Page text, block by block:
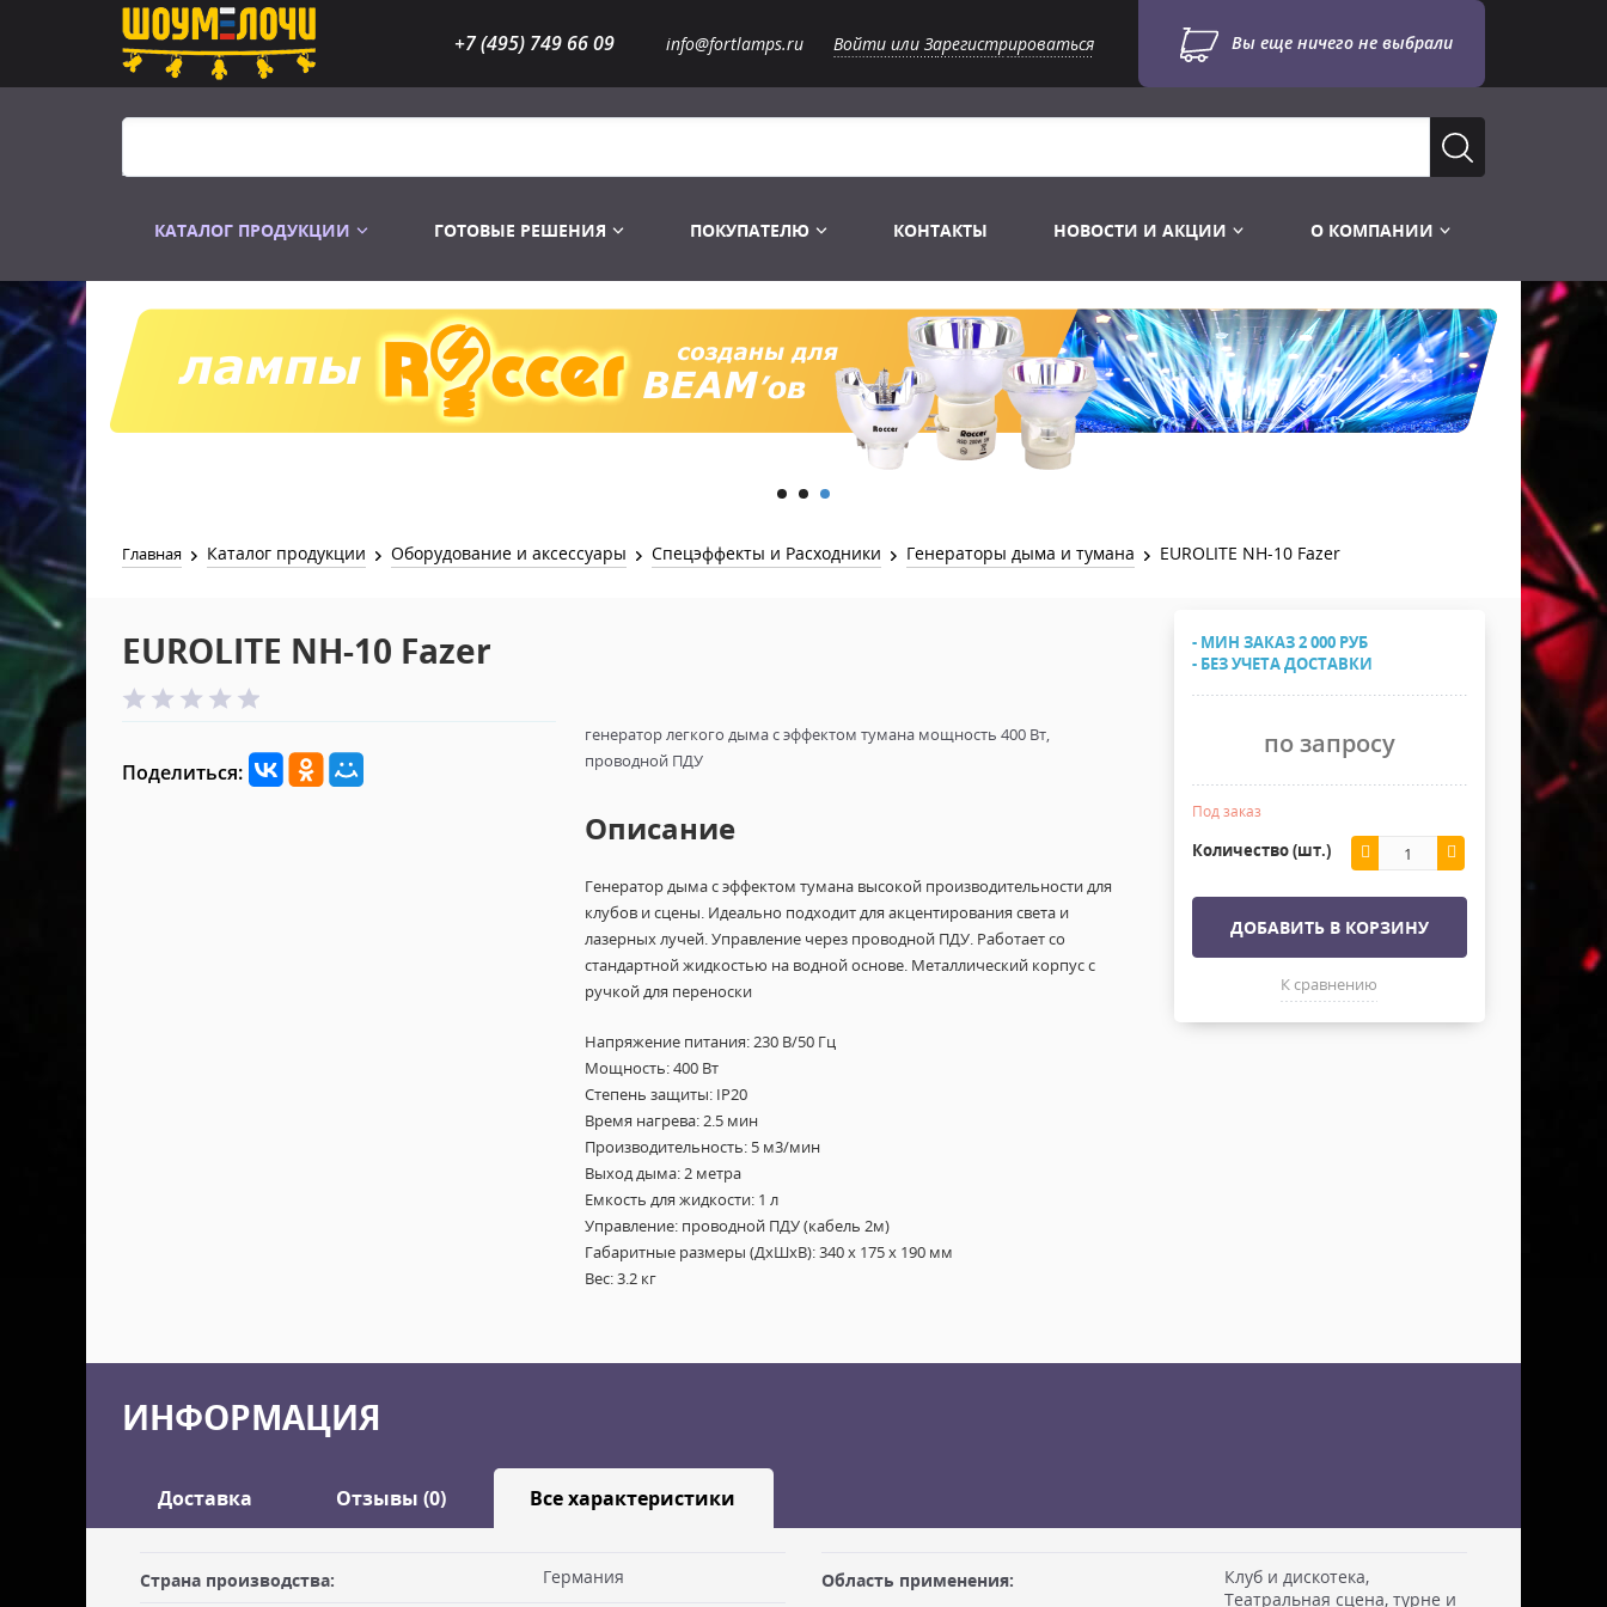
+7 (495) 749 66 09 info@fortlamps.ru Войти или Зарегистрироваться Вы еще ничего не выбрали
КАТАЛОГ ПРОДУКЦИИ
Распродажа
Лампы Винтаж Ретро Декор
Лампы галогенные 6-120 V
Лампы студийные 110-240 V
Лампы-фары PAR
Лампы для бассейна
Лампы газоразрядные
Лампы UV TUV HNS
Лампы видеопроекторные
Распродажа
Перчатки
Сумки и подсумки
Ремни и страховка
Инструменты
Готовые комплекты
Конструктор МИКРОСЦЕНА
Распродажа
Световое оборудование
Аксессуары для света
Лебёдки и Аксессуары
Хомуты Кронштейны Страховка
Защитные чехлы и Кейсы
Распродажа
2х канальные модули
Лежачий полицейский ИДН
ГОТОВЫЕ РЕШЕНИЯ ПОКУПАТЕЛЮ КОНТАКТЫ НОВОСТИ И АКЦИИ О КОМПАНИИ
Главная Каталог продукции Оборудование и аксессуары Спецэффекты и Расходники Генераторы дыма и тумана EUROLITE NH-10 Fazer
EUROLITE NH-10 Fazer
Поделиться:
генератор легкого дыма с эффектом тумана мощность 400 Вт,
проводной ПДУ
Описание
Генератор дыма с эффектом тумана высокой производительности для
клубов и сцены. Идеально подходит для акцентирования света и
лазерных лучей. Управление через проводной ПДУ. Работает со
стандартной жидкостью на водной основе. Металлический корпус с
ручкой для переноски
Напряжение питания: 230 В/50 Гц
Мощность: 400 Вт
Степень защиты: IP20
Время нагрева: 2.5 мин
Производительность: 5 м3/мин
Выход дыма: 2 метра
Емкость для жидкости: 1 л
Управление: проводной ПДУ (кабель 2м)
Габаритные размеры (ДхШхВ): 340 х 175 х 190 мм
Вес: 3.2 кг
- МИН ЗАКАЗ 2 000 РУБ
- БЕЗ УЧЕТА ДОСТАВКИ
по запросу
Под заказ
Количество (шт.)
ДОБАВИТЬ В КОРЗИНУ
К сравнению
ИНФОРМАЦИЯ
Доставка Отзывы (0) Все характеристики
ДОСТАВКА
Оставить отзыв
Страна производства: Германия Область применения:
Клуб и дискотека,
Театральная сцена, турне и